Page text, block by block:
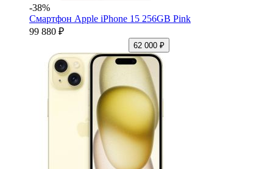
-38%
Смартфон Apple iPhone 15 256GB Pink
99 880 ₽
62 000 ₽